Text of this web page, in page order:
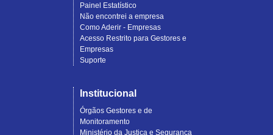
Painel Estatístico
Não encontrei a empresa
Como Aderir - Empresas
Acesso Restrito para Gestores e
Empresas
Suporte
Institucional
Órgãos Gestores e de
Monitoramento
Ministério da Justiça e Segurança